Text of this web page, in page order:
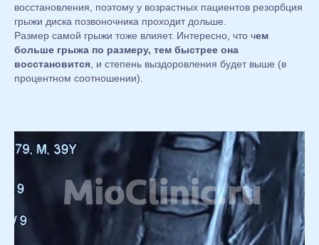
восстановления, поэтому у возрастных пациентов резорбция
грыжи диска позвоночника проходит дольше.
Размер самой грыжи тоже влияет. Интересно, что чем
больше грыжа по размеру, тем быстрее она
восстановится , и степень выздоровления будет выше (в
процентном соотношении).